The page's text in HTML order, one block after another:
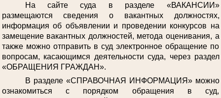
На сайте суда в разделе «ВАКАНСИИ»
размещаются сведения о вакантных должностях,
информация об объявлении и проведении конкурсов на
замещение вакантных должностей, метода оценивания, а
также можно отправить в суд электронное обращение по
вопросам, касающимся деятельности суда, через раздел
«ОБРАЩЕНИЯ ГРАЖДАН».
В разделе «СПРАВОЧНАЯ ИНФОРМАЦИЯ» можно
ознакомиться с порядком обращения в суд,